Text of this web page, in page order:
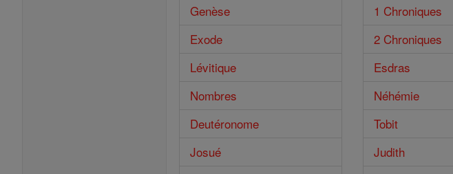
Genèse
Exode
Lévitique
Nombres
Deutéronome
Josué
1 Chroniques
2 Chroniques
Esdras
Néhémie
Tobit
Judith